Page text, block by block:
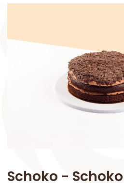
Schoko - Schoko